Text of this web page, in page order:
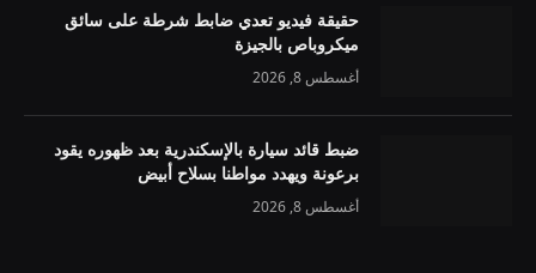
حقيقة فيديو تعدي ضابط شرطة على سائق
ميكروباص بالجيزة
أغسطس 8, 2026
ضبط قائد سيارة بالإسكندرية بعد ظهوره يقود
برعونة ويهدد مواطنا بسلاح أبيض
أغسطس 8, 2026